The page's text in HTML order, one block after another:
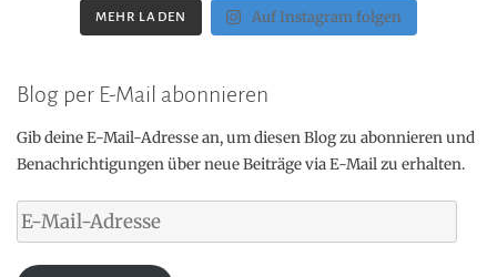
MEHR LADEN Auf Instagram folgen
Blog per E-Mail abonnieren
Gib deine E-Mail-Adresse an, um diesen Blog zu abonnieren und
Benachrichtigungen über neue Beiträge via E-Mail zu erhalten.
E-
Mail-
Adresse